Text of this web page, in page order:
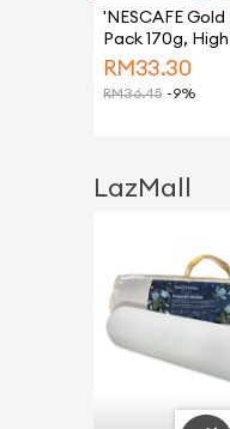
'NESCAFE Gold
Pack 170g,
Black Coffee
RM 33.30
RM36.45 -9%
LazMall